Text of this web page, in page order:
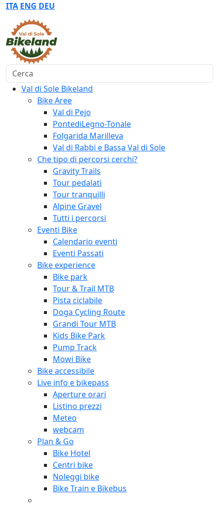
ITA ENG DEU
Cerca
Val di Sole Bikeland
Bike Aree
Val di Pejo
PontediLegno-Tonale
Folgarida Marilleva
Val di Rabbi e Bassa Val di Sole
Che tipo di percorsi cerchi?
Gravity Trails
Tour pedalati
Tour tranquilli
Alpine Gravel
Tutti i percorsi
Eventi Bike
Calendario eventi
Eventi Passati
Bike experience
Bike park
Tour & Trail MTB
Pista ciclabile
Doga Cycling Route
Grandi Tour MTB
Kids Bike Park
Pump Track
Mowi Bike
Bike accessibile
Live info e bikepass
Aperture orari
Listino prezzi
Meteo
webcam
Plan & Go
Bike Hotel
Centri bike
Noleggi bike
Bike Train e Bikebus